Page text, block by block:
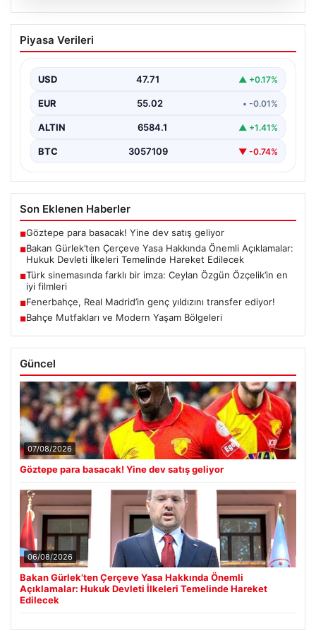
06.08.2026
Bakan Gürlek’ten Çerçeve Yasa
Hakkında Önemli Açıklamalar: Hukuk
Edilecek
Adalet Bakanı Akın Gürlek, terörle mücadelede yeni bir
dönemi başlatacak çerçeve yasanın yürürlüğe
girmesiyle…
Piyasa Verileri
USD 47.71 ▲ +0.17%
EUR 55.02 • -0.01%
ALTIN 6584.1 ▲ +1.41%
BTC 3057109 ▼ -0.74%
Son Eklenen Haberler
■Göztepe para basacak! Yine dev satış geliyor
■Bakan Gürlek’ten Çerçeve Yasa Hakkında Önemli Açıklamalar:
Hukuk Devleti İlkeleri Temelinde Hareket Edilecek
■Türk sinemasında farklı bir imza: Ceylan Özgün Özçelik’in en
iyi filmleri
■Fenerbahçe, Real Madrid’in genç yıldızını transfer ediyor!
■Bahçe Mutfakları ve Modern Yaşam Bölgeleri
Güncel
07/08/2026
Göztepe para basacak! Yine dev satış geliyor
06/08/2026
Bakan Gürlek’ten Çerçeve Yasa Hakkında Önemli
Açıklamalar: Hukuk Devleti İlkeleri Temelinde Hareket
Edilecek